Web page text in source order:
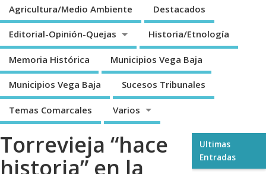
Agricultura/Medio Ambiente Destacados
Editorial-Opinión-Quejas Historia/Etnología
Memoria Histórica Municipios Vega Baja
Municipios Vega Baja Sucesos Tribunales
Temas Comarcales Varios
Torrevieja “hace
historia” en la
Ultimas
Entradas